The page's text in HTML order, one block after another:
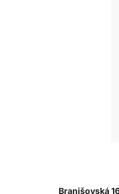
Branišovská